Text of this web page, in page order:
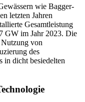
wie Bagger-
letzten Jahren
Gesamtleistung
GW im Jahr 2023. Die
von
des
in dicht besiedelten